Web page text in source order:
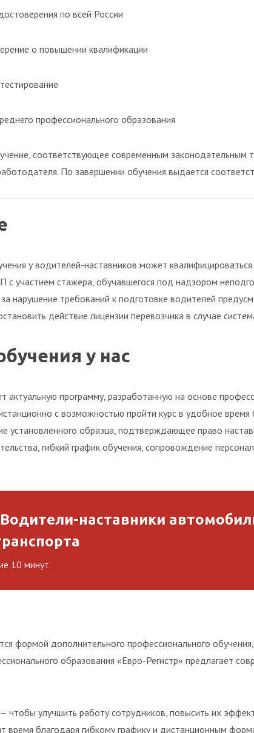
по всей России
о повышении квалификации
профессионального образования
соответствующее современным
По завершении обучения выдается
у водителей-наставников может
участием стажёра, обучавшегося под надзором
нарушение требований к подготовке водителей
действие лицензии перевозчика в случае
у нас
актуальную программу, разработанную на основе
с возможностью пройти курс в удобное
установленного образца, подтверждающее право
гибкий график обучения, сопровождение
наставники
10 минут.
формой дополнительного профессионального
образования «Евро-Регистр» предлагает
— чтобы улучшить работу сотрудников, повысить их
время благодаря гибкому графику и дистанционным